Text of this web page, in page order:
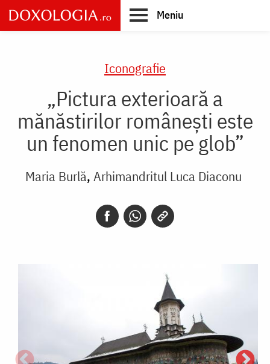
Skip
to
main
Meniu
Iconografie
„Pictura exterioară a
mănăstirilor românești este
un fenomen unic pe glob”
Maria Burlă Arhimandritul Luca Diaconu